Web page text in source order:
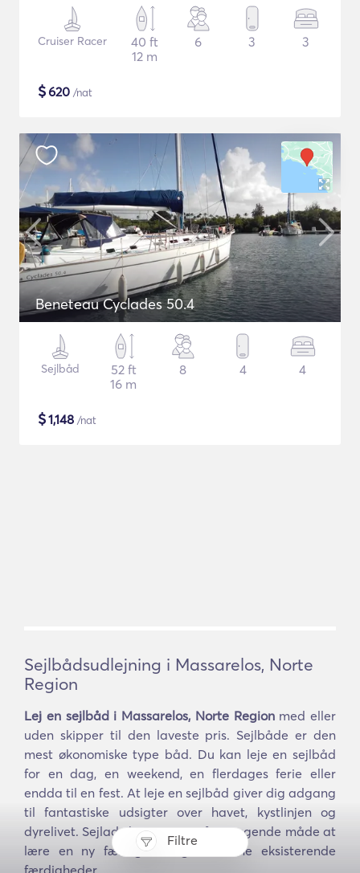
Filtre
Cruiser Racer
40 ft
12 m
6 3 3
$620 /nat
Beneteau Cyclades 50.4
Sejlbåd
52 ft
16 m
8 4 4
$1,148 /nat
Sejlbådsudlejning i Massarelos, Norte
Region
Lej en sejlbåd i Massarelos, Norte Regionmed eller
uden skipper til den laveste pris. Sejlbåde er den
mest økonomiske type båd. Du kan leje en sejlbåd
for en dag, en weekend, en flerdages ferie eller
endda til en fest. At leje en sejlbåd giver dig adgang
til fantastiske udsigter over havet, kystlinjen og
dyrelivet. Sejlads kan være en fremragende måde at
lære en ny færdighed og øve dine eksisterende
færdigheder.